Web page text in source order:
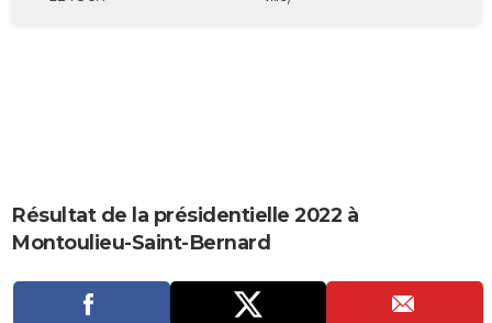
DICTIONNAIRE
Dictionnaire
Biographies
Citations
Expressions
Proverbes
PROGRAMME TV
COPAINS D'AVANT
Résultat de la présidentielle 2022 à
Montoulieu-Saint-Bernard